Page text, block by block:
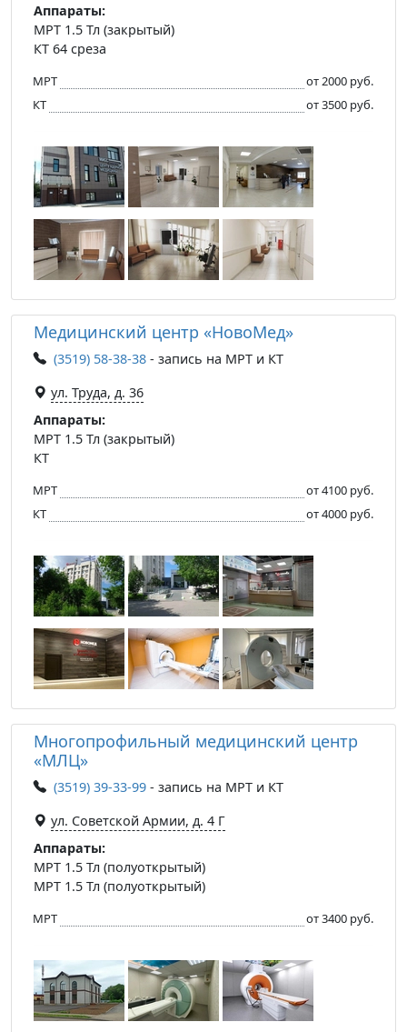
Аппараты:
МРТ 1.5 Тл (закрытый)
КТ 64 среза
МРТ
от 2000 руб.
КТ
от 3500 руб.
Медицинский центр «НовоМед»
(3519) 58-38-38 - запись на МРТ и КТ
ул. Труда, д. 36
Аппараты:
МРТ 1.5 Тл (закрытый)
КТ
МРТ
от 4100 руб.
КТ
от 4000 руб.
Многопрофильный медицинский центр
«МЛЦ»
(3519) 39-33-99 - запись на МРТ и КТ
ул. Советской Армии, д. 4 Г
Аппараты:
МРТ 1.5 Тл (полуоткрытый)
МРТ 1.5 Тл (полуоткрытый)
МРТ от 3400 руб.